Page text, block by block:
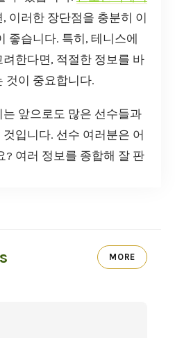
이러한 장단점을 충분히 이
좋습니다. 특히, 테니스에
한다면, 적절한 정보를 바
것이 중요합니다.
앞으로도 많은 선수들과
입니다. 선수 여러분은 어
? 여러 정보를 종합해 잘 판
MORE